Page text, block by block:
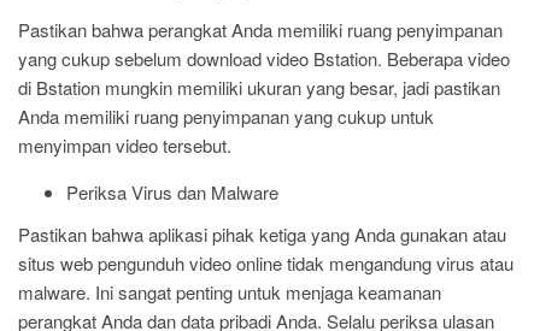
Pastikan bahwa perangkat Anda memiliki ruang penyimpanan
yang cukup sebelum download video Bstation. Beberapa video
di Bstation mungkin memiliki ukuran yang besar, jadi pastikan
Anda memiliki ruang penyimpanan yang cukup untuk
menyimpan video tersebut.
Periksa Virus dan Malware
Pastikan bahwa aplikasi pihak ketiga yang Anda gunakan atau
situs web pengunduh video online tidak mengandung virus atau
malware. Ini sangat penting untuk menjaga keamanan
perangkat Anda dan data pribadi Anda. Selalu periksa ulasan